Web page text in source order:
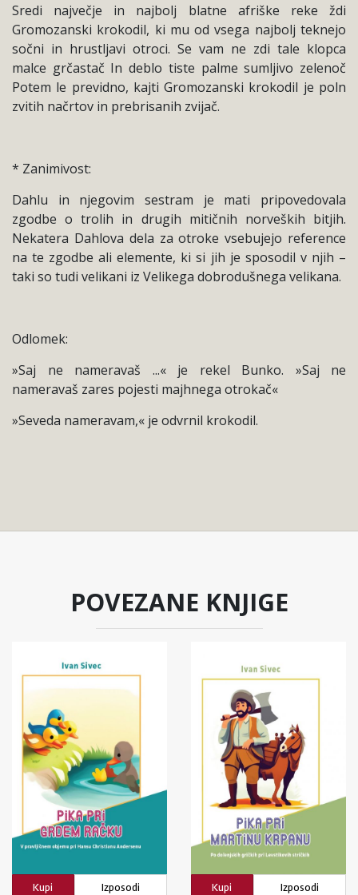
Sredi največje in najbolj blatne afriške reke ždi
Gromozanski krokodil, ki mu od vsega najbolj teknejo
sočni in hrustljavi otroci. Se vam ne zdi tale klopca
malce grčastač In deblo tiste palme sumljivo zelenoč
Potem le previdno, kajti Gromozanski krokodil je poln
zvitih načrtov in prebrisanih zvijač.
* Zanimivost:
Dahlu in njegovim sestram je mati pripovedovala
zgodbe o trolih in drugih mitičnih norveških bitjih.
Nekatera Dahlova dela za otroke vsebujejo reference
na te zgodbe ali elemente, ki si jih je sposodil v njih –
taki so tudi velikani iz Velikega dobrodušnega velikana.
Odlomek:
»Saj ne nameravaš ...« je rekel Bunko. »Saj ne
nameravaš zares pojesti majhnega otrokač«
»Seveda nameravam,« je odvrnil krokodil.
POVEZANE KNJIGE
Kupi
Izposodi
Kupi
Izposodi